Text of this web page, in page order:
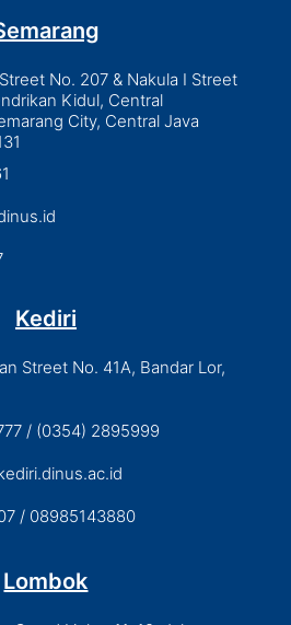
No. 207 & Nakula I Street
Kidul, Central
City, Central Java
Kediri
Street No. 41A, Bandar Lor,
/ (0354) 2895999
/ 08985143880
Lombok